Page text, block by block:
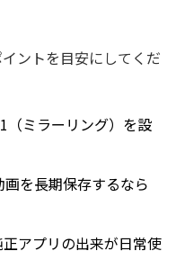
ントを目安にしてくだ
（ミラーリング）を設
画を長期保存するなら
正アプリの出来が日常使